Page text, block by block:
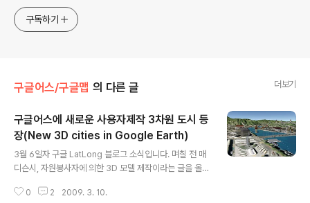
구독하기
구글어스/구글맵 의 다른 글 더보기
구글어스에 새로운 사용자제작 3차원 도시 등
장(New 3D cities in Google Earth)
3월 6일자 구글 LatLong 블로그 소식입니다. 며칠 전 매
디슨시, 자원봉사자에 의한 3D 모델 제작이라는 글을 올렸
위스의 루체른이고, 다른 하나는 캘리포니아의 산타로사입
0 2 2009. 3. 10.